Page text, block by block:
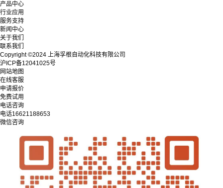
产品中心
行业应用
服务支持
新闻中心
关于我们
联系我们
Copyright ©2024 上海孚根自动化科技有限公司
沪ICP备12041025号
网站地图
在线客服
申请报价
免费试用
电话咨询
电话16621188653
微信咨询